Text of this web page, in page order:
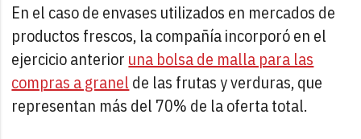
En el caso de envases utilizados en mercados de
productos frescos, la compañía incorporó en el
ejercicio anterior una bolsa de malla para las
compras a granel de las frutas y verduras, que
representan más del 70% de la oferta total.